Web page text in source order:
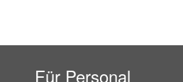
Für Personal